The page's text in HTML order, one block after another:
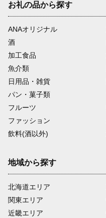
お礼の品から探す
ANAオリジナル
酒
加工食品
魚介類
日用品・雑貨
パン・菓子類
フルーツ
ファッション
飲料(酒以外)
地域から探す
北海道エリア
関東エリア
近畿エリア